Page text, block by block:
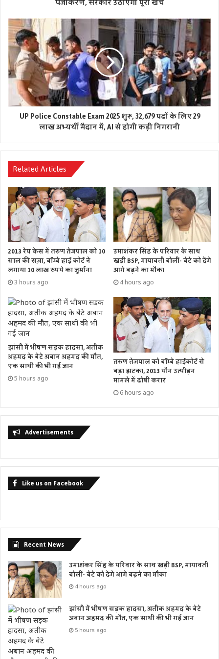
चुनाव की घोषणा की है। पार्टी की राष्ट्रीय परिषद की बैठक और राष्ट्रीय
अधिवेशन 13 जून को नई दिल्ली स्थित Constitution Club of
India में आयोजित किया जाएगा, जहां राष्ट्रीय अध्यक्ष पद का चुनाव भी
होगा। दीपक प्रकाश के नामांकन नहीं भरने की खबर ने बिहार की
सियासत में नई चर्चाओं को जन्म दे दिया है और आने वाले दिनों में
आरएलएम तथा एनडीए के समीकरणों पर सभी की नजरें टिकी रहेंगी।
पंजीकरण, सरकार उठाएगी पूरा खर्च
UP Police Constable Exam 2025 शुरू, 32,679 पदों के लिए 29
लाख अभ्यर्थी मैदान में, AI से होगी कड़ी निगरानी
Related Articles
2013 रेप केस में तरुण तेजपाल को 10
साल की सज़ा, बॉम्बे हाई कोर्ट ने
लगाया 10 लाख रुपये का जुर्माना
3 hours ago
उमाशंकर सिंह के परिवार के साथ
खड़ी BSP, मायावती बोलीं- बेटे को देंगे
आगे बढ़ने का मौका
4 hours ago
झांसी में भीषण सड़क हादसा, अतीक
अहमद के बेटे अबान अहमद की मौत,
एक साथी की भी गई जान
5 hours ago
तरुण तेजपाल को बॉम्बे हाईकोर्ट से
बड़ा झटका, 2013 यौन उत्पीड़न
मामले में दोषी करार
6 hours ago
Advertisements
Like us on Facebook
Recent News
उमाशंकर सिंह के परिवार के साथ खड़ी BSP, मायावती
बोलीं- बेटे को देंगे आगे बढ़ने का मौका
4 hours ago
झांसी में भीषण सड़क हादसा, अतीक अहमद के बेटे
अबान अहमद की मौत, एक साथी की भी गई जान
5 hours ago